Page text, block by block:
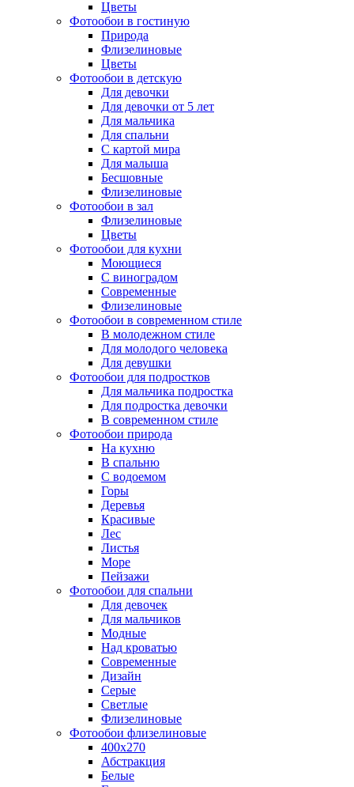
Цветы
Фотообои в гостиную
Природа
Флизелиновые
Цветы
Фотообои в детскую
Для девочки
Для девочки от 5 лет
Для мальчика
Для спальни
С картой мира
Для малыша
Бесшовные
Флизелиновые
Фотообои в зал
Флизелиновые
Цветы
Фотообои для кухни
Моющиеся
С виноградом
Современные
Флизелиновые
Фотообои в современном стиле
В молодежном стиле
Для молодого человека
Для девушки
Фотообои для подростков
Для мальчика подростка
Для подростка девочки
В современном стиле
Фотообои природа
На кухню
В спальню
С водоемом
Горы
Деревья
Красивые
Лес
Листья
Море
Пейзажи
Фотообои для спальни
Для девочек
Для мальчиков
Модные
Над кроватью
Современные
Дизайн
Серые
Светлые
Флизелиновые
Фотообои флизелиновые
400х270
Абстракция
Белые